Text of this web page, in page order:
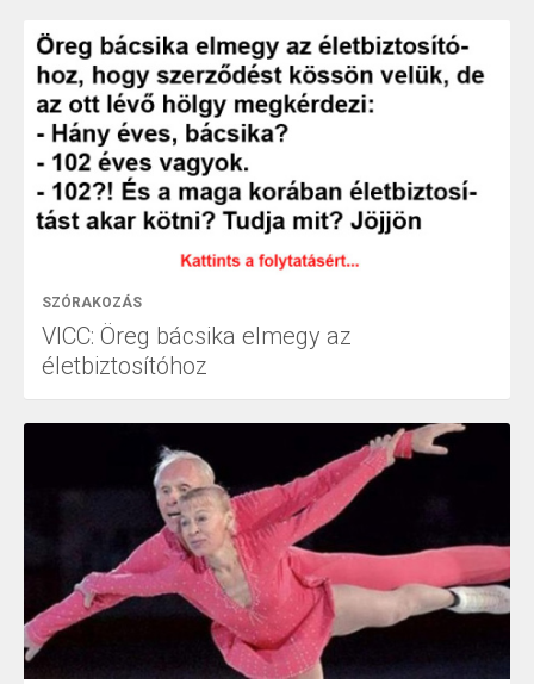
SZÓRAKOZÁS
VICC: Öreg bácsika elmegy az
életbiztosítóhoz